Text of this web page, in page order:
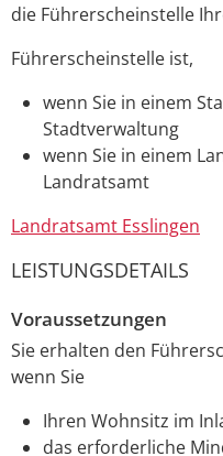
die Führerscheinstelle
Führerscheinstelle ist,
wenn Sie in einem
Stadtverwaltung
wenn Sie in einem
Landratsamt
Landratsamt Esslingen
LEISTUNGSDETAILS
Voraussetzungen
Sie erhalten den
wenn Sie
Ihren Wohnsitz im
das erforderliche